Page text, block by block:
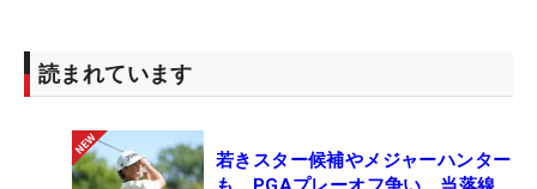
読まれています
若きスター候補やメジャーハンター